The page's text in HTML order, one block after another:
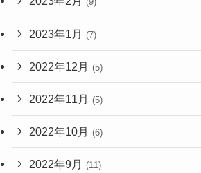
2023年1月 (7)
2022年12月 (5)
2022年11月 (5)
2022年10月 (6)
2022年9月 (11)